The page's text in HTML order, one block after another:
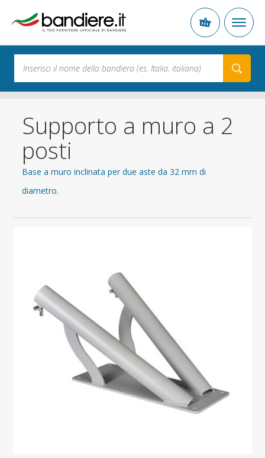
Supporto a muro a 2
posti
Base a muro inclinata per due aste da 32 mm di
diametro.